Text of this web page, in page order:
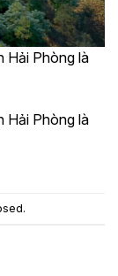
Hải Phòng là
Hải Phòng là